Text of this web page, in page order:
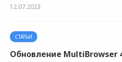
12.07.2023
СТАТЬИ
Обновление MultiBrowser